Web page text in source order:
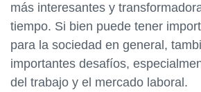
más interesantes y
tiempo. Si bien puede tener
para la sociedad en general,
importantes desafíos,
del trabajo y el mercado laboral.